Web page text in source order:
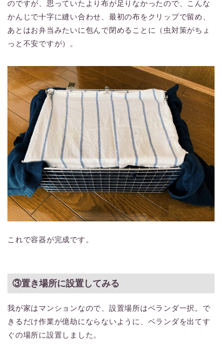
のですが、思っていたより布が足りなかったので、こんな
かんじで十字に縫い合わせ、最初の布をクリップで留め、
あとはお弁当みたいに包んで閉めることに（虫対策がちょ
っと不安ですが）。
これで容器が完成です。
③置き場所に設置してみる
我が家はマンションなので、設置場所はベランダ一択。で
きるだけ作業が億劫にならないように、ベランダを出てす
ぐの場所に設置しました。